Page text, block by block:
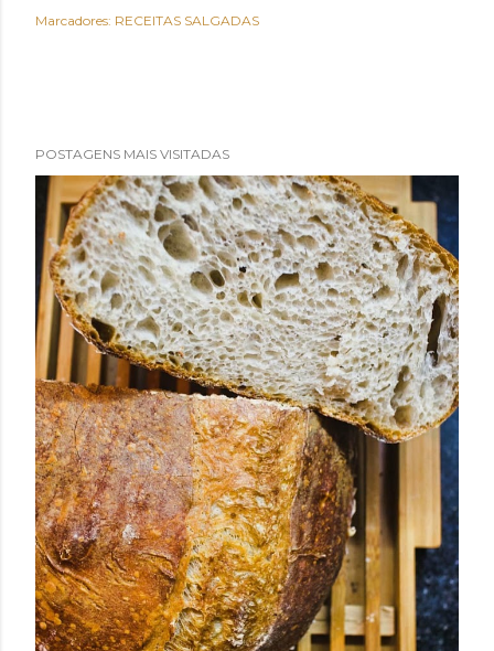
Marcadores: RECEITAS SALGADAS
POSTAGENS MAIS VISITADAS